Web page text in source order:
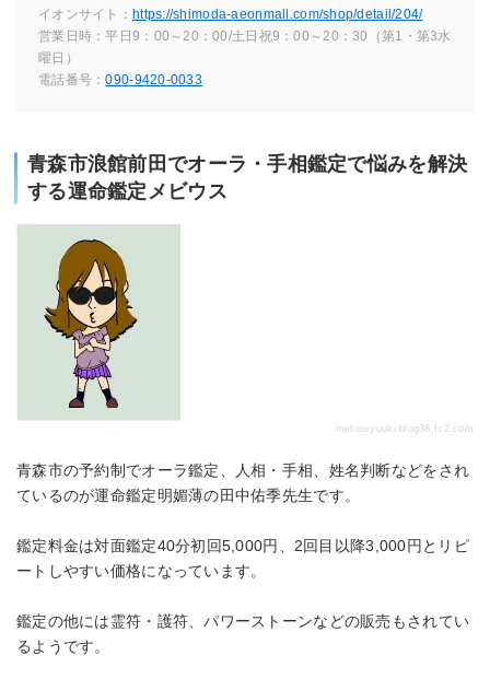
イオンサイト： https://shimoda-aeonmall.com/shop/detail/204/
営業日時：平日9：00～20：00/土日祝9：00～20：30（第1・第3水
曜日）
電話番号：090-9420-0033
青森市浪館前田でオーラ・手相鑑定で悩みを解決
する運命鑑定メビウス
mebiusyuuki.blog38.fc2.com
青森市の予約制でオーラ鑑定、人相・手相、姓名判断などをされ
ているのが運命鑑定明媚薄の田中佑季先生です。
鑑定料金は対面鑑定40分初回5,000円、2回目以降3,000円とリピ
ートしやすい価格になっています。
鑑定の他には霊符・護符、パワーストーンなどの販売もされてい
るようです。